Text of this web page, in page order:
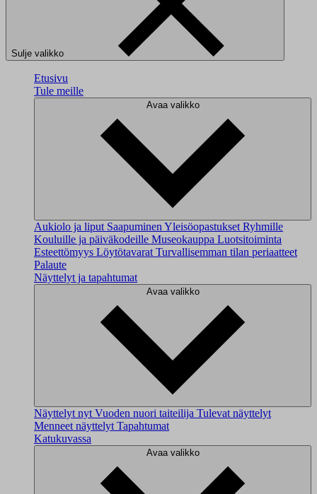
Sulje valikko
Etusivu
Tule meille
Avaa valikko
Aukiolo ja liput Saapuminen Yleisöopastukset Ryhmille
Kouluille ja päiväkodeille Museokauppa Luotsitoiminta
Esteettömyys Löytötavarat Turvallisemman tilan periaatteet
Palaute
Näyttelyt ja tapahtumat
Avaa valikko
Näyttelyt nyt Vuoden nuori taiteilija Tulevat näyttelyt
Menneet näyttelyt Tapahtumat
Katukuvassa
Avaa valikko